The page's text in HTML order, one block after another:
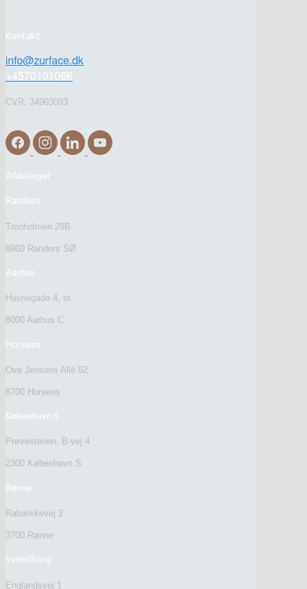
Kontakt
CVR: 34903093
Afdelinger
Randers
Tronholmen 28B
8960 Randers SØ
Aarhus
Havnegade 4, st.
8000 Aarhus C
Horsens
Ove Jensens Allé 52
8700 Horsens
København S
Prøvestenen, B-vej 4
2300 København S
Rønne
Rabækkevej 2
3700 Rønne
Svendborg
Englandsvej 1